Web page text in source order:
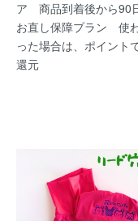
ア 商品到着後から90
お直し保障プラン 使
った場合は、ポイント
還元